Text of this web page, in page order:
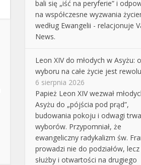
bali się „iść na peryferie” i
na współczesne wyzwania
według Ewangelii - relacjonuje
News.
Leon XIV do młodych w Asyżu:
wyboru na całe życie jest
6 sierpnia 2026
Papież Leon XIV wezwał
Asyżu do „pójścia pod prąd”,
budowania pokoju i odwagi
wyborów. Przypomniał, że
ewangeliczny radykalizm św.
prowadzi nie do podziałów,
służby i otwartości na drugiego